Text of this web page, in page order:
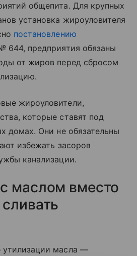
общепита. Для крупных
установка жироуловителя
постановлению
644, предприятия обязаны
от жиров перед сбросом
жироуловители,
которые ставят под
домах. Они не обязательны
избежать засоров
канализации.
маслом вместо
утилизации масла —